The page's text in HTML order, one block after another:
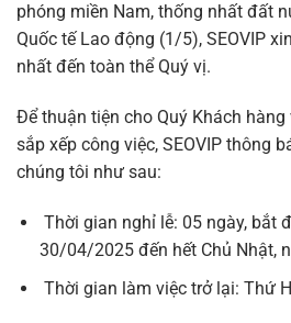
phóng miền Nam, thống nhất đất
Quốc tế Lao động (1/5), SEOVIP
nhất đến toàn thể Quý vị.
Để thuận tiện cho Quý Khách
sắp xếp công việc, SEOVIP thông
chúng tôi như sau:
Thời gian nghỉ lễ: 05 ngày, bắt
30/04/2025 đến hết Chủ Nhật,
Thời gian làm việc trở lại: Thứ